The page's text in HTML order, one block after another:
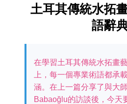
土耳其傳統水拓
語辭
在學習土耳其傳統水拓畫
上，每一個專業術語都承
涵。在上一篇分享了與大
Babaoğlu的訪談後，今天